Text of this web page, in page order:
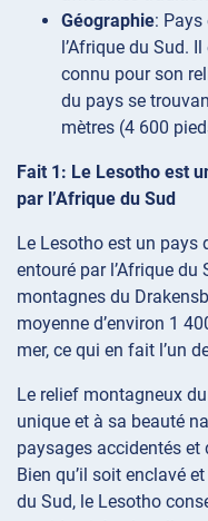
Géographie:
l’Afrique du Sud.
connu pour son
du pays se
mètres (4 600
Fait 1: Le Lesotho est
par l’Afrique du Sud
Le Lesotho est un pays
entouré par l’Afrique
montagnes du
moyenne d’environ 1
mer, ce qui en fait l’un
Le relief montagneux
unique et à sa beauté
paysages accidentés
Bien qu’il soit enclavé
du Sud, le Lesotho